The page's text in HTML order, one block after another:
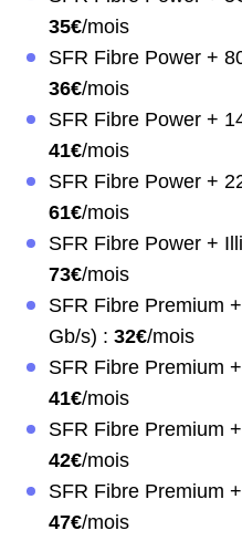
35€/mois
SFR Fibre Power +
36€/mois
SFR Fibre Power +
41€/mois
SFR Fibre Power +
61€/mois
SFR Fibre Power +
73€/mois
SFR Fibre Premium
Gb/s) : 32€/mois
SFR Fibre Premium
41€/mois
SFR Fibre Premium
42€/mois
SFR Fibre Premium
47€/mois